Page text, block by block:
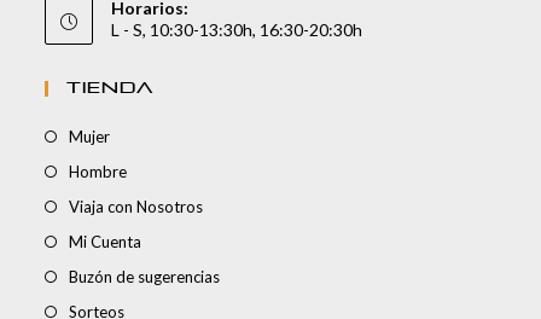
Horarios:
L - S, 10:30-13:30h, 16:30-20:30h
TIENDA
Mujer
Hombre
Viaja con Nosotros
Mi Cuenta
Buzón de sugerencias
Sorteos